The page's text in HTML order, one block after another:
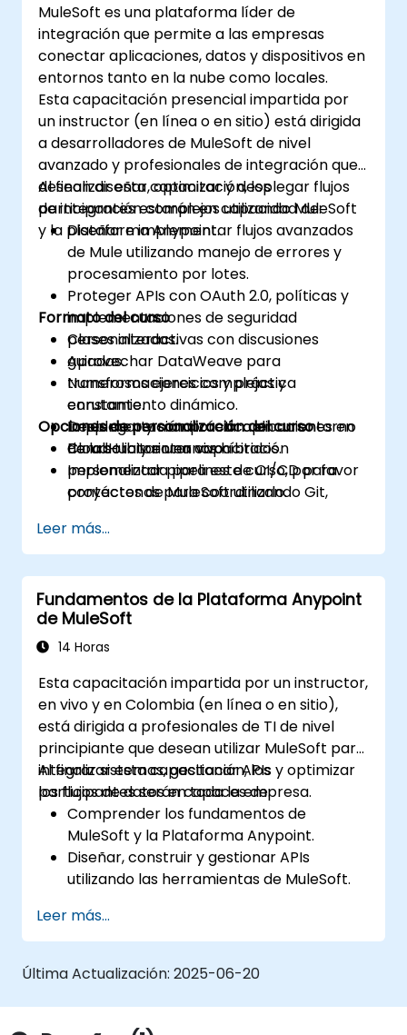
MuleSoft es una plataforma líder de
integración que permite a las empresas
conectar aplicaciones, datos y dispositivos en
entornos tanto en la nube como locales.
Esta capacitación presencial impartida por
un instructor (en línea o en sitio) está dirigida
a desarrolladores de MuleSoft de nivel
avanzado y profesionales de integración que
desean diseñar, optimizar y desplegar flujos
de integración complejos utilizando MuleSoft
y la plataforma Anypoint.
Al finalizar esta capacitación, los
participantes estarán en capacidad de:
Diseñar e implementar flujos avanzados
de Mule utilizando manejo de errores y
procesamiento por lotes.
Proteger APIs con OAuth 2.0, políticas y
implementaciones de seguridad
personalizadas.
Aprovechar DataWeave para
transformaciones complejas y
enrutamiento dinámico.
Desplegar y monitorear aplicaciones en
CloudHub y entornos híbridos.
Implementar pipelines de CI/CD para
proyectos de MuleSoft utilizando Git,
Formato del curso
Clases interactivas con discusiones
guiadas.
Numerosos ejercicios y práctica
constante.
Implementación práctica en un entorno
de laboratorio en vivo.
Opciones de personalización del curso
Para solicitar una capacitación
personalizada para este curso, por favor
contáctenos para coordinarlo.
Leer más...
Fundamentos de la Plataforma Anypoint
de MuleSoft
14 Horas
Esta capacitación impartida por un instructor,
en vivo y en Colombia (en línea o en sitio),
está dirigida a profesionales de TI de nivel
principiante que desean utilizar MuleSoft para
integrar sistemas, gestionar APIs y optimizar
los flujos de datos en toda la empresa.
Al finalizar esta capacitación, los
participantes serán capaces de:
Comprender los fundamentos de
MuleSoft y la Plataforma Anypoint.
Diseñar, construir y gestionar APIs
utilizando las herramientas de MuleSoft.
MuleSoft a problemas del mundo real.
Demostrar dominio de DataWeave y
patrones de integración comunes.
Leer más...
Última Actualización: 2025-06-20